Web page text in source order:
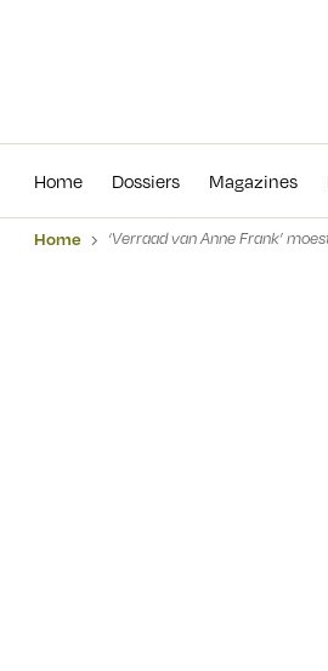
Home Dossiers Magazines
Home ‘Verraad van Anne Frank’